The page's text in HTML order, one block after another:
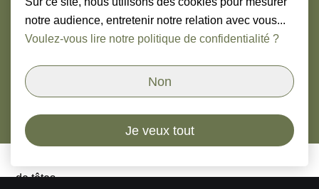
Mentions légales
Linkedin
de têtes
notre audience, entretenir notre relation avec vous...
Voulez-vous lire notre politique de confidentialité ?
Non
Je veux tout